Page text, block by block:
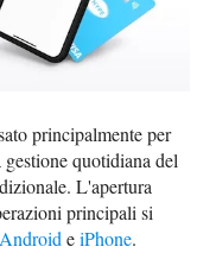
principalmente per
quotidiana del
L'apertura
principali si
Android eiPhone.